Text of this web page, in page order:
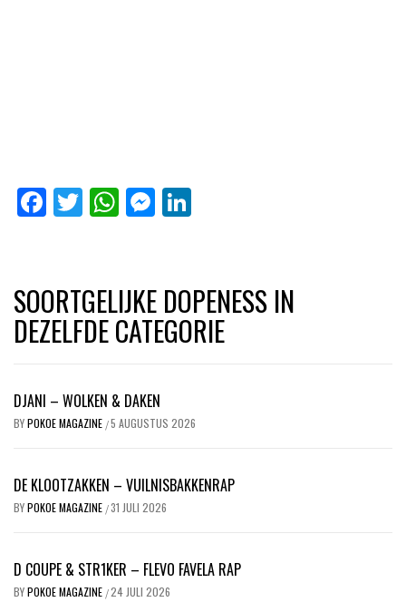
Facebook
Twitter
WhatsApp
Messenger
SOORTGELIJKE DOPENESS IN
DEZELFDE CATEGORIE
DJANI – WOLKEN & DAKEN
BYPOKOE MAGAZINE /5 AUGUSTUS 2026
DE KLOOTZAKKEN – VUILNISBAKKENRAP
BYPOKOE MAGAZINE /31 JULI 2026
D COUPE & STR1KER – FLEVO FAVELA RAP
BYPOKOE MAGAZINE /24 JULI 2026